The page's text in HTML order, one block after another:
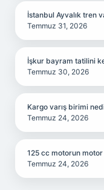
İstanbul Ayvalık tren
Temmuz 31, 2026
İşkur bayram tatilini
Temmuz 30, 2026
Kargo varış birimi
Temmuz 24, 2026
125 cc motorun
Temmuz 24, 2026